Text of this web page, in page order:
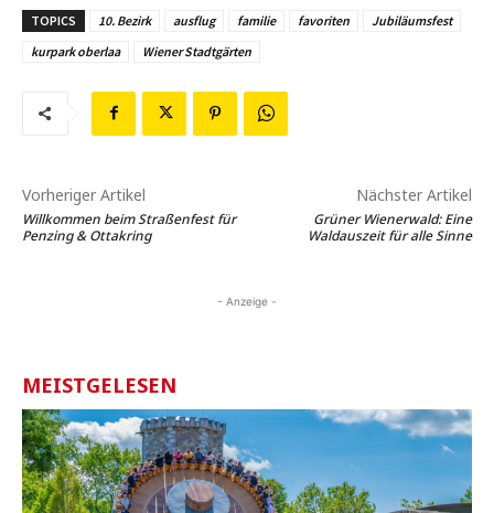
TOPICS 10. Bezirk ausflug familie favoriten
Jubiläumsfest
kurpark oberlaa
Wiener Stadtgärten
Vorheriger Artikel
Willkommen beim Straßenfest für
Penzing & Ottakring
Nächster Artikel
Grüner Wienerwald: Eine
Waldauszeit für alle Sinne
- Anzeige -
MEISTGELESEN